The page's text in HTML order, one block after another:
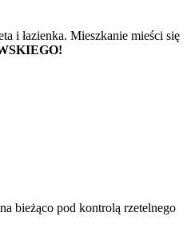
i łazienka. Mieszkanie mieści się
bieżąco pod kontrolą rzetelnego